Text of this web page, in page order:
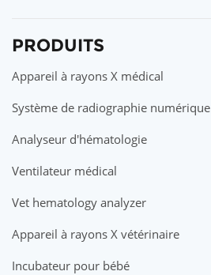
PRODUITS
Appareil à rayons X médical
Système de radiographie numérique
Analyseur d'hématologie
Ventilateur médical
Vet hematology analyzer
Appareil à rayons X vétérinaire
Incubateur pour bébé